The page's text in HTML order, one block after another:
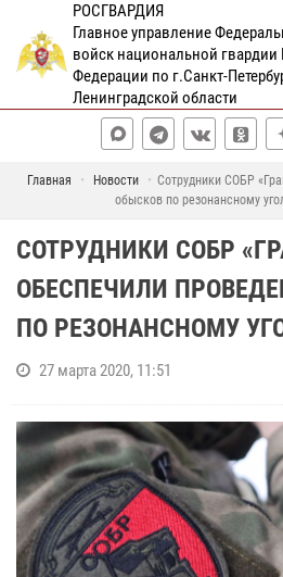
РОСГВАРДИЯ
Главное управление
войск национальной гвардии
Федерации по г.Санкт-
Ленинградской области
Главная Новости
Сотрудники СОБР
обысков по резонансному
СОТРУДНИКИ СОБР
ОБЕСПЕЧИЛИ
ПО РЕЗОНАНСНОМУ
27 марта 2020, 11:51